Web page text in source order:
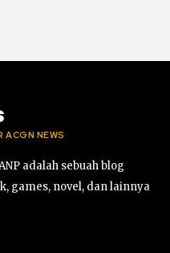
ACGN NEWS
adalah sebuah blog
games, novel, dan lainnya